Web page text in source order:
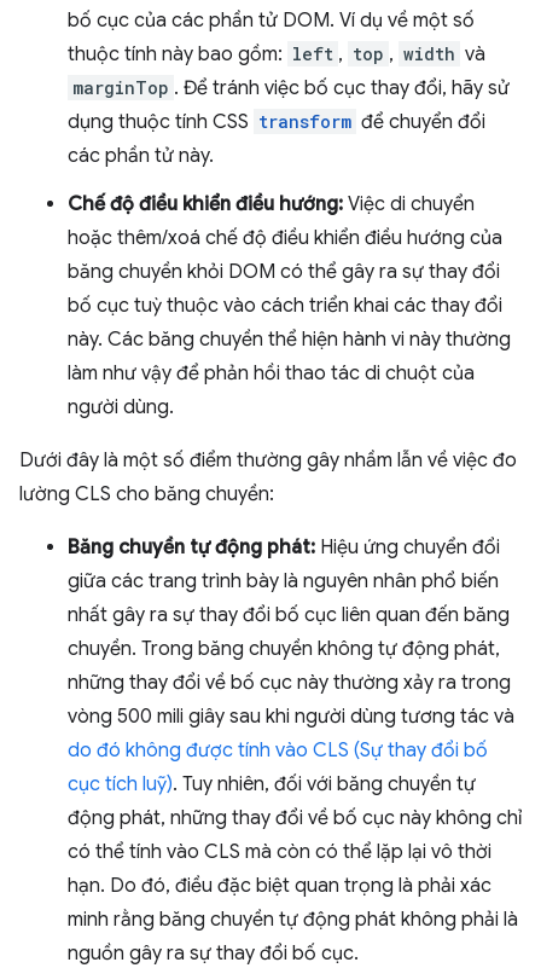
bố cục của các phần tử DOM. Ví dụ về một số
thuộc tính này bao gồm: left , top , width và
marginTop . Để tránh việc bố cục thay đổi, hãy sử
dụng thuộc tính CSS transform để chuyển đổi
các phần tử này.
Chế độ điều khiển điều hướng: Việc di chuyển
hoặc thêm/xoá chế độ điều khiển điều hướng của
băng chuyền khỏi DOM có thể gây ra sự thay đổi
bố cục tuỳ thuộc vào cách triển khai các thay đổi
này. Các băng chuyền thể hiện hành vi này thường
làm như vậy để phản hồi thao tác di chuột của
người dùng.
Dưới đây là một số điểm thường gây nhầm lẫn về việc đo
lường CLS cho băng chuyền:
Băng chuyền tự động phát: Hiệu ứng chuyển đổi
giữa các trang trình bày là nguyên nhân phổ biến
nhất gây ra sự thay đổi bố cục liên quan đến băng
chuyền. Trong băng chuyền không tự động phát,
những thay đổi về bố cục này thường xảy ra trong
vòng 500 mili giây sau khi người dùng tương tác và
do đó không được tính vào CLS (Sự thay đổi bố
cục tích luỹ). Tuy nhiên, đối với băng chuyền tự
động phát, những thay đổi về bố cục này không chỉ
có thể tính vào CLS mà còn có thể lặp lại vô thời
hạn. Do đó, điều đặc biệt quan trọng là phải xác
minh rằng băng chuyền tự động phát không phải là
nguồn gây ra sự thay đổi bố cục.